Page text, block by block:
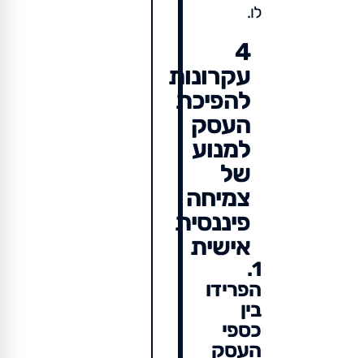
לו.
4
עקרונות
להפיכת
העסק
למנוע
של
צמיחה
פיננסית
אישית
1.
הפרידו
בין
כספי
העסק